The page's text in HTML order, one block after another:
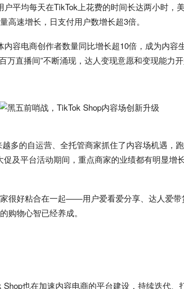
户平均每天在TikTok上花费的时间长达两小时，
高速增长，日支付用户数增长超3倍。
容电商创作者数量同比增长超10倍，成为内容
直播间”不断涌现，达人变现意愿和变现能力开
多的自运营、全托管商家抓住了内容场机遇，
及平台活动期间，重点商家的业绩都有明显增
很好粘合在一起——用户爱看爱分享、达人爱带
购物心智已经养成。
也在加速内容电商的平台建设，持续迭代、